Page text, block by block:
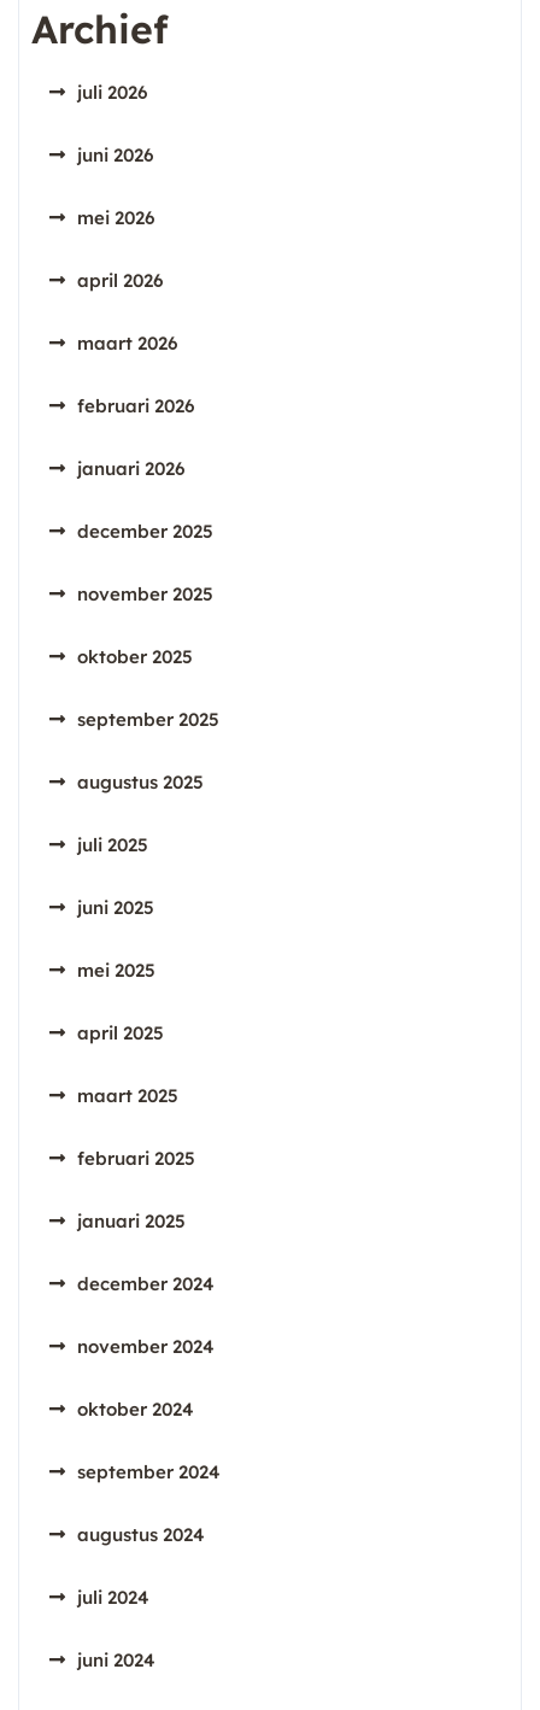
Archief
juli 2026
juni 2026
mei 2026
april 2026
maart 2026
februari 2026
januari 2026
december 2025
november 2025
oktober 2025
september 2025
augustus 2025
juli 2025
juni 2025
mei 2025
april 2025
maart 2025
februari 2025
januari 2025
december 2024
november 2024
oktober 2024
september 2024
augustus 2024
juli 2024
juni 2024